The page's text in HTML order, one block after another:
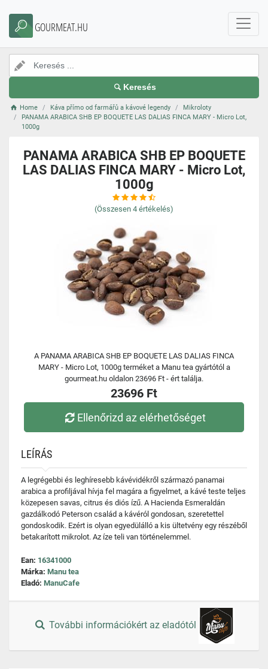
GOURMEAT.HU
Keresés
Home Káva přímo od farmářů a kávové legendy
Mikroloty
PANAMA ARABICA SHB EP BOQUETE LAS DALIAS FINCA MARY - Micro Lot,
1000g
PANAMA ARABICA SHB EP BOQUETE
LAS DALIAS FINCA MARY - Micro Lot,
1000g
(Összesen 4 értékelés)
A PANAMA ARABICA SHB EP BOQUETE LAS DALIAS FINCA
MARY - Micro Lot, 1000g terméket a Manu tea gyártótól a
gourmeat.hu oldalon 23696 Ft - ért találja.
23696 Ft
Ellenőrizd az elérhetőséget
LEÍRÁS
A legrégebbi és leghíresebb kávévidékről származó panamai
arabica a profiljával hívja fel magára a figyelmet, a kávé teste teljes
közepesen savas, citrus és diós ízű. A Hacienda Esmeraldán
gazdálkodó Peterson család a kávéról gondosan, szeretettel
gondoskodik. Ezért is olyan egyedülálló a kis ültetvény egy részéből
betakarított mikrolot. Az íze teli van történelemmel.
Ean: 16341000
Márka: Manu tea
Eladó: ManuCafe
További információkért az eladótól